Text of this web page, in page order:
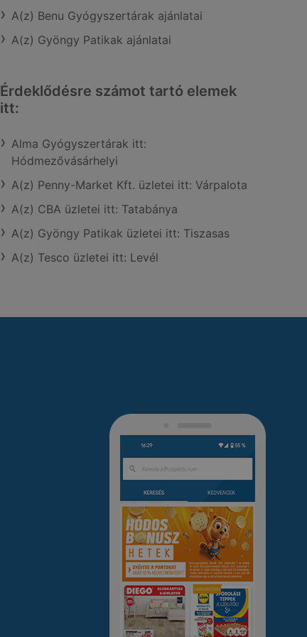
A(z) Benu Gyógyszertárak ajánlatai
A(z) Gyöngy Patikak ajánlatai
Érdeklődésre számot tartó elemek
itt:
Alma Gyógyszertárak itt:
Hódmezővásárhelyi
A(z) Penny-Market Kft. üzletei itt: Várpalota
A(z) CBA üzletei itt: Tatabánya
A(z) Gyöngy Patikak üzletei itt: Tiszasas
A(z) Tesco üzletei itt: Levél